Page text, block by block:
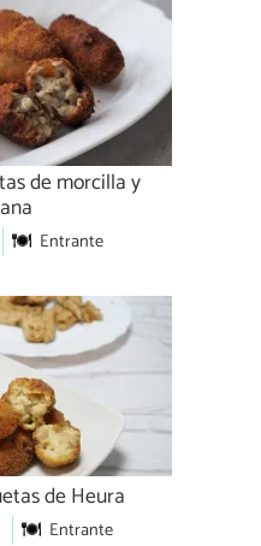
de morcilla y
Entrante
de Heura
Entrante